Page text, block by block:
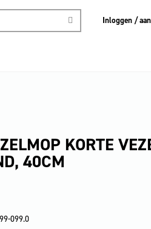
Inloggen /
KORTE
40CM
099.0